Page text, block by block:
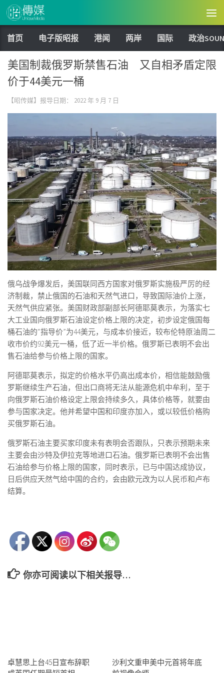
Skip to content
首页 电子版昭报 港闻 两岸 国际 政治
美国制裁俄罗斯禁售石油 又自相矛盾定限
价于44美元一桶
【昭传媒】报导日期： 2022 年 9 月 7 日
俄乌战争爆发后，美国联同西方国家对俄罗斯实施极严厉的经
济制裁，禁止俄国的石油和天然气进口，导致国际油价上涨，
天然气供应紧张。美国财政部副部长阿德耶莫表示，为落实七
大工业国向俄罗斯石油设定价格上限的决定，初步设定俄国每
桶石油的“指导价”为44美元，与成本价接近，较布伦特原油周二
收市价约92美元一桶，低了近一半价格。俄罗斯已表明不会出
售石油给参与价格上限的国家。
阿德耶莫表示，拟定的价格水平仍高出成本价，相信能鼓励俄
罗斯继续生产石油，但出口商将无法从能源危机中牟利，至于
向俄罗斯石油价格设定上限会持续多久，具体价格等，就要由
参与国家决定。他并希望中国和印度亦加入，或以较低价格购
买俄罗斯石油。
俄罗斯石油主要买家印度未有表明会否跟队，只表示预期未来
主要会由沙特及伊拉克等地进口石油。俄罗斯已表明不会出售
石油给参与价格上限的国家，同时表示，已与中国达成协议，
日后供应天然气给中国的合约，会由欧元改为以人民币和卢布
结算。
你亦可阅读以下相关报导…
卓慧思上台45日宣布辞职
沙利文重申美中元首将年底